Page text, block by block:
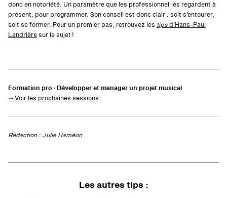
donc en notoriété. Un paramètre que les professionnel·les regardent à
présent, pour programmer. Son conseil est donc clair : soit s’entourer,
soit se former. Pour un premier pas, retrouvez les tipsd’Hans-Paul
Landrièresur le sujet !
Formation pro · Développer et manager un projet musical
➝ Voir les prochaines sessions
Rédaction : Julie Haméon
Les autrestips :